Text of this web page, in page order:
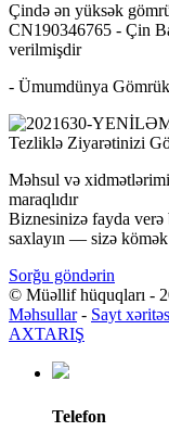
Çində ən yüksək
CN190346765 - Çin
verilmişdir
- Ümumdünya
Tezliklə Ziyarətinizi
Məhsul və
maraqlıdır
Biznesinizə fayda verə
saxlayın — sizə
Sorğu göndərin
© Müəllif hüquqları -
Məhsullar- Sayt
AXTARIŞ
Telefon